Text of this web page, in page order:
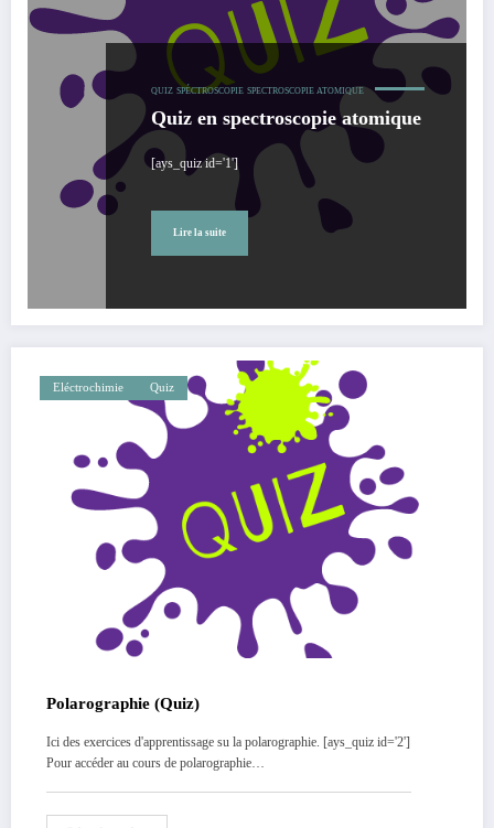
QUIZ SPÉCTROSCOPIE SPECTROSCOPIE ATOMIQUE
Quiz en spectroscopie atomique
[ays_quiz id='1']
Lire la suite
Eléctrochimie Quiz
Polarographie (Quiz)
Ici des exercices d'apprentissage su la polarographie. [ays_quiz id='2']
Pour accéder au cours de polarographie…